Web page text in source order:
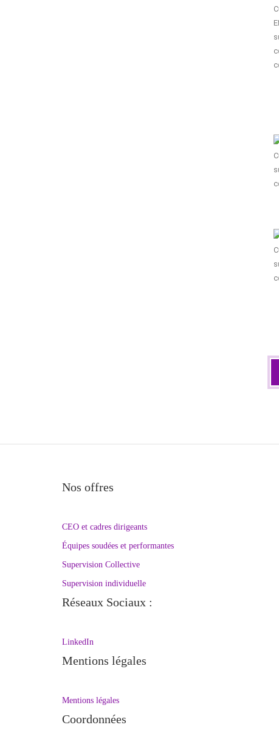
Nos offres
CEO et cadres dirigeants
Équipes soudées et performantes
Supervision Collective
Supervision individuelle
Réseaux Sociaux :
LinkedIn
Mentions légales
Mentions légales
Coordonnées